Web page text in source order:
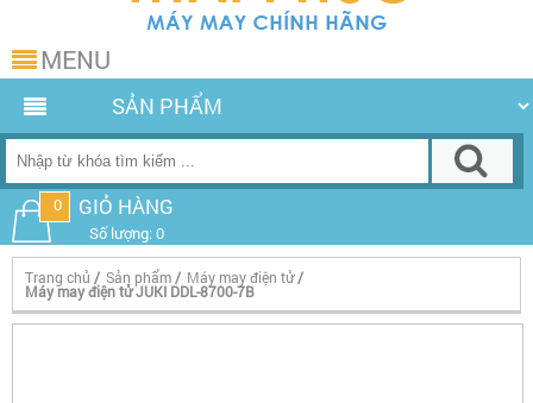
MENU
0 GIỎ HÀNG
Số lượng: 0
Trang chủ / Sản phẩm / Máy may điện tử /
Máy may điện tử JUKI DDL-8700-7B